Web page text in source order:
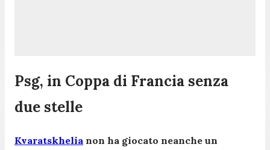
Psg, in Coppa di Francia senza
due stelle
Kvaratskhelia non ha giocato neanche un